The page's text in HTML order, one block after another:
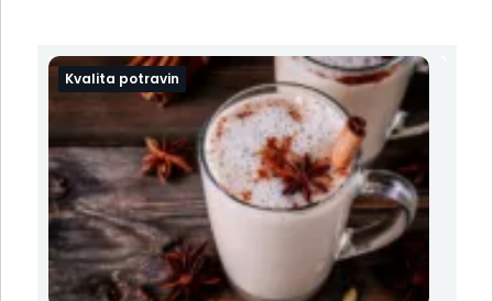
Kvalita potravin